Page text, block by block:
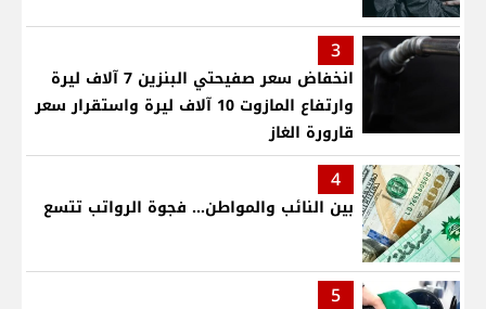
3
انخفاض سعر صفيحتي البنزين 7 آلاف ليرة
وارتفاع المازوت 10 آلاف ليرة واستقرار سعر
قارورة الغاز
4
بين النائب والمواطن... فجوة الرواتب تتسع
5